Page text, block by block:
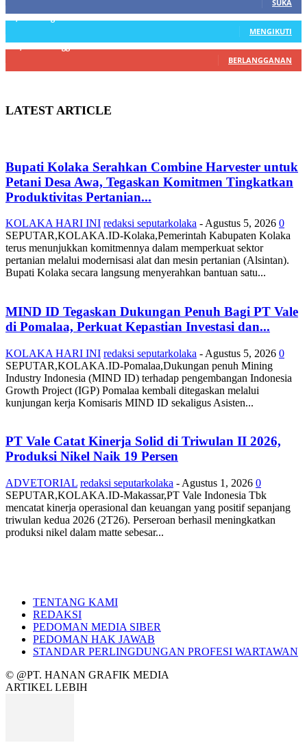
SUKA
MENGIKUTI
BERLANGGANAN
LATEST ARTICLE
Bupati Kolaka Serahkan Combine Harvester untuk
Petani Desa Awa, Tegaskan Komitmen Tingkatkan
Produktivitas Pertanian...
KOLAKA HARI INI redaksi seputarkolaka - Agustus 5, 2026 0
SEPUTAR,KOLAKA.ID-Kolaka,Pemerintah Kabupaten Kolaka
terus menunjukkan komitmennya dalam memperkuat sektor
pertanian melalui modernisasi alat dan mesin pertanian (Alsintan).
Bupati Kolaka secara langsung menyerahkan bantuan satu...
MIND ID Tegaskan Dukungan Penuh Bagi PT Vale
di Pomalaa, Perkuat Kepastian Investasi dan...
KOLAKA HARI INI redaksi seputarkolaka - Agustus 5, 2026 0
SEPUTAR,KOLAKA.ID-Pomalaa,Dukungan penuh Mining
Industry Indonesia (MIND ID) terhadap pengembangan Indonesia
Growth Project (IGP) Pomalaa kembali ditegaskan melalui
kunjungan kerja Komisaris MIND ID sekaligus Asisten...
PT Vale Catat Kinerja Solid di Triwulan II 2026,
Produksi Nikel Naik 19 Persen
ADVETORIAL redaksi seputarkolaka - Agustus 1, 2026 0
SEPUTAR,KOLAKA.ID-Makassar,PT Vale Indonesia Tbk
mencatat kinerja operasional dan keuangan yang positif sepanjang
triwulan kedua 2026 (2T26). Perseroan berhasil meningkatkan
produksi nikel dalam matte sebesar...
TENTANG KAMI
REDAKSI
PEDOMAN MEDIA SIBER
PEDOMAN HAK JAWAB
STANDAR PERLINGDUNGAN PROFESI WARTAWAN
© @PT. HANAN GRAFIK MEDIA
ARTIKEL LEBIH